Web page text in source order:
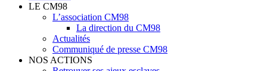
LE CM98
L’association CM98
La direction du CM98
Actualités
Communiqué de presse CM98
NOS ACTIONS